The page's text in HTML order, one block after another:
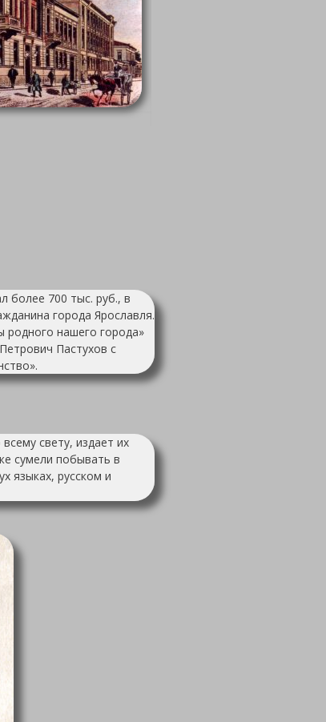
более 700 тыс. руб., в
города Ярославля.
родного нашего города»
Пастухов с
свету, издает их
сумели побывать в
языках, русском и